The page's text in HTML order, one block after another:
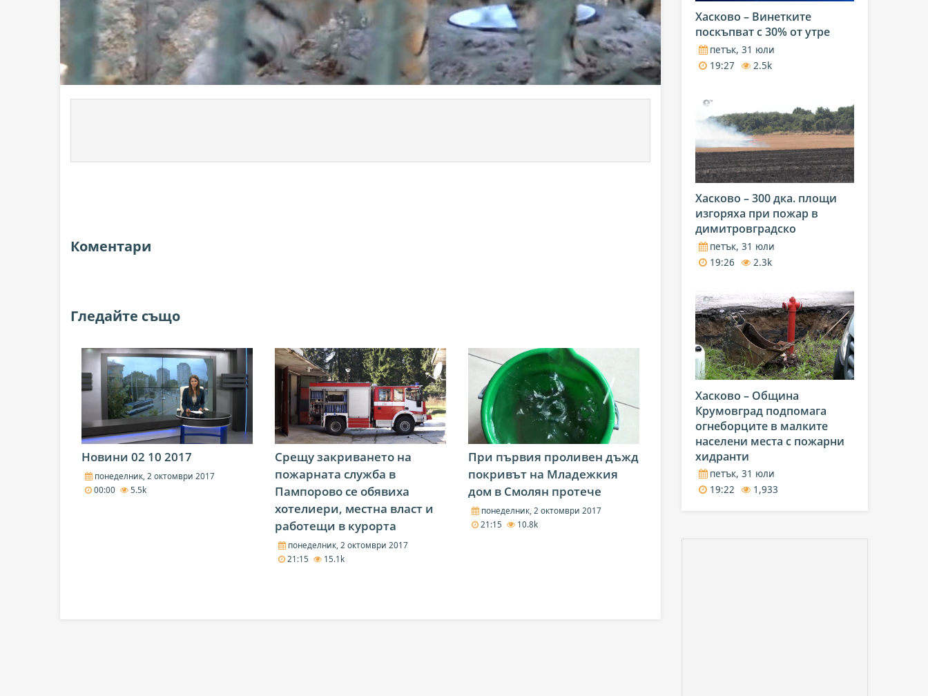
Коментари
Гледайте също
Новини 02 10 2017
понеделник, 2 октомври 2017
00:00
5.5k
Срещу закриването на
пожарната служба в
Пампорово се обявиха
хотелиери, местна власт и
работещи в курорта
понеделник, 2 октомври 2017
21:15
15.1k
При първия проливен дъжд
покривът на Младежкия
дом в Смолян протече
понеделник, 2 октомври 2017
21:15
10.8k
Хасково – Винетките
поскъпват с 30% от утре
петък, 31 юли
19:27
2.5k
Хасково – 300 дка. площи
изгоряха при пожар в
димитровградско
петък, 31 юли
19:26
2.3k
Хасково – Община
Крумовград подпомага
огнеборците в малките
населени места с пожарни
хидранти
петък, 31 юли
19:22
1,933